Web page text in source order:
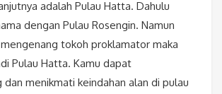
adalah Pulau Hatta. Dahulu
dengan Pulau Rosengin. Namun
tokoh proklamator maka
Pulau Hatta. Kamu dapat
dan menikmati keindahan alan di pulau